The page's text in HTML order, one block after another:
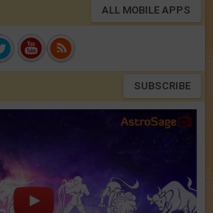
ALL MOBILE APPS
SUBSCRIBE